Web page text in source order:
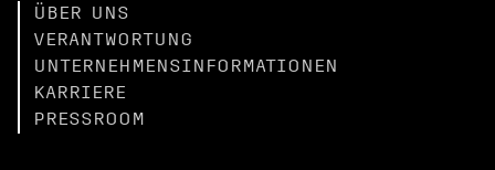
ÜBER UNS
VERANTWORTUNG
UNTERNEHMENSINFORMATIONEN
KARRIERE
PRESSROOM